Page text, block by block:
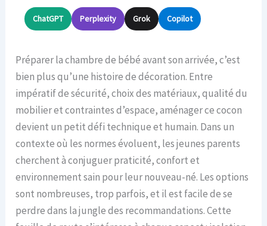
ChatGPT Perplexity Grok Copilot
Préparer la chambre de bébé avant son arrivée, c’est
bien plus qu’une histoire de décoration. Entre
impératif de sécurité, choix des matériaux, qualité du
mobilier et contraintes d’espace, aménager ce cocon
devient un petit défi technique et humain. Dans un
contexte où les normes évoluent, les jeunes parents
cherchent à conjuguer praticité, confort et
environnement sain pour leur nouveau-né. Les options
sont nombreuses, trop parfois, et il est facile de se
perdre dans la jungle des recommandations. Cette